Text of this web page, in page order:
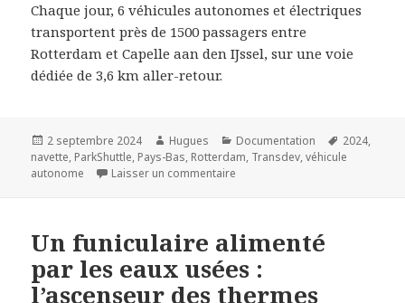
Chaque jour, 6 véhicules autonomes et électriques
transportent près de 1500 passagers entre
Rotterdam et Capelle aan den IJssel, sur une voie
dédiée de 3,6 km aller-retour.
Publié
le
2 septembre 2024 Auteur
Hugues Catégories
Documentation
Mots-
clés
2024,
navette, ParkShuttle, Pays-Bas, Rotterdam, Transdev,véhicule
autonome
Laisser un commentaire
Un funiculaire alimenté
par les eaux usées :
l’ascenseur des thermes